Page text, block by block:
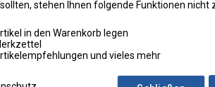
stehen Ihnen folgende Funktionen nicht
in den Warenkorb legen
und vieles mehr